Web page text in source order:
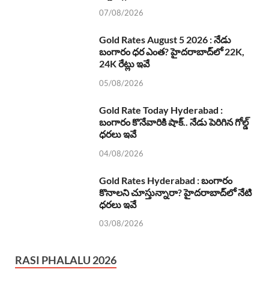
07/08/2026
Gold Rates August 5 2026 : నేడు
బంగారం ధర ఎంత? హైదరాబాద్‌లో 22K,
24K రేట్లు ఇవే
05/08/2026
Gold Rate Today Hyderabad :
బంగారం కొనేవారికి షాక్.. నేడు పెరిగిన గోల్డ్
ధరలు ఇవే
04/08/2026
Gold Rates Hyderabad : బంగారం
కొనాలని చూస్తున్నారా? హైదరాబాద్‌లో నేటి
ధరలు ఇవే
03/08/2026
RASI PHALALU 2026